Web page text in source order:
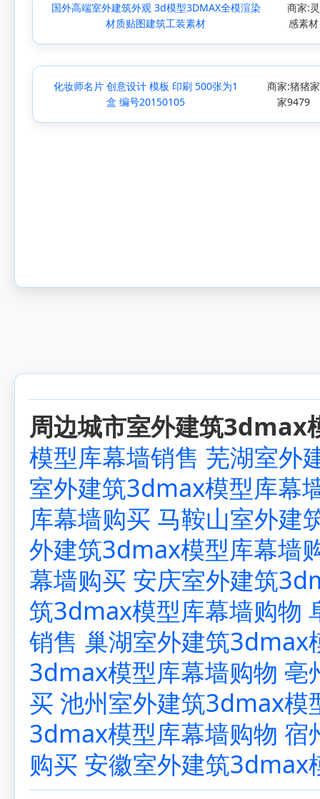
国外高端室外建筑外观 3d模型3DMAX全模渲染
材质贴图建筑工装素材
商家:灵
感素材
化妆师名片 创意设计 模板 印刷 500张为1
盒 编号20150105
商家:猪猪家
家9479
周边城市室外建筑3dmax
模型库幕墙销售 芜湖室外
室外建筑3dmax模型库幕
库幕墙购买 马鞍山室外建
外建筑3dmax模型库幕墙
幕墙购买 安庆室外建筑
筑3dmax模型库幕墙购物
销售 巢湖室外建筑3dmax
3dmax模型库幕墙购物 亳
买 池州室外建筑3dmax模
3dmax模型库幕墙购物 宿
购买 安徽室外建筑3dmax